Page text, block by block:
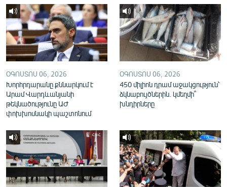
English
Русский
ՀԵՏԵՎԵՔ ՄԵԶ
ՕԳՈՍՏՈՍ 06, 2026
Խորհրդարանը քննարկում է
Արամ Վարդևանյանի
թեկնածությունը ԱԺ
փոխխոսնակի պաշտոնում
ՕԳՈՍՏՈՍ 06, 2026
450 միլիոն դրամ աջակցություն՝
ձկնաբույծներին. կմեղմի՞
խնդիրները